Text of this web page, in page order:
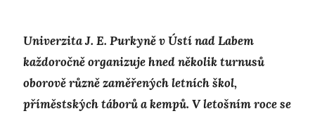
Univerzita J. E. Purkyně v Ústí nad Labem
každoročně organizuje hned několik turnusů
oborově různě zaměřených letních škol,
příměstských táborů a kempů. V letošním roce se